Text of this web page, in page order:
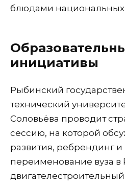
блюдами национальных
инициативы
Рыбинский
технический
Соловьёва проводит
сессию, на которой
развития, ребрендинг
переименование вуза в